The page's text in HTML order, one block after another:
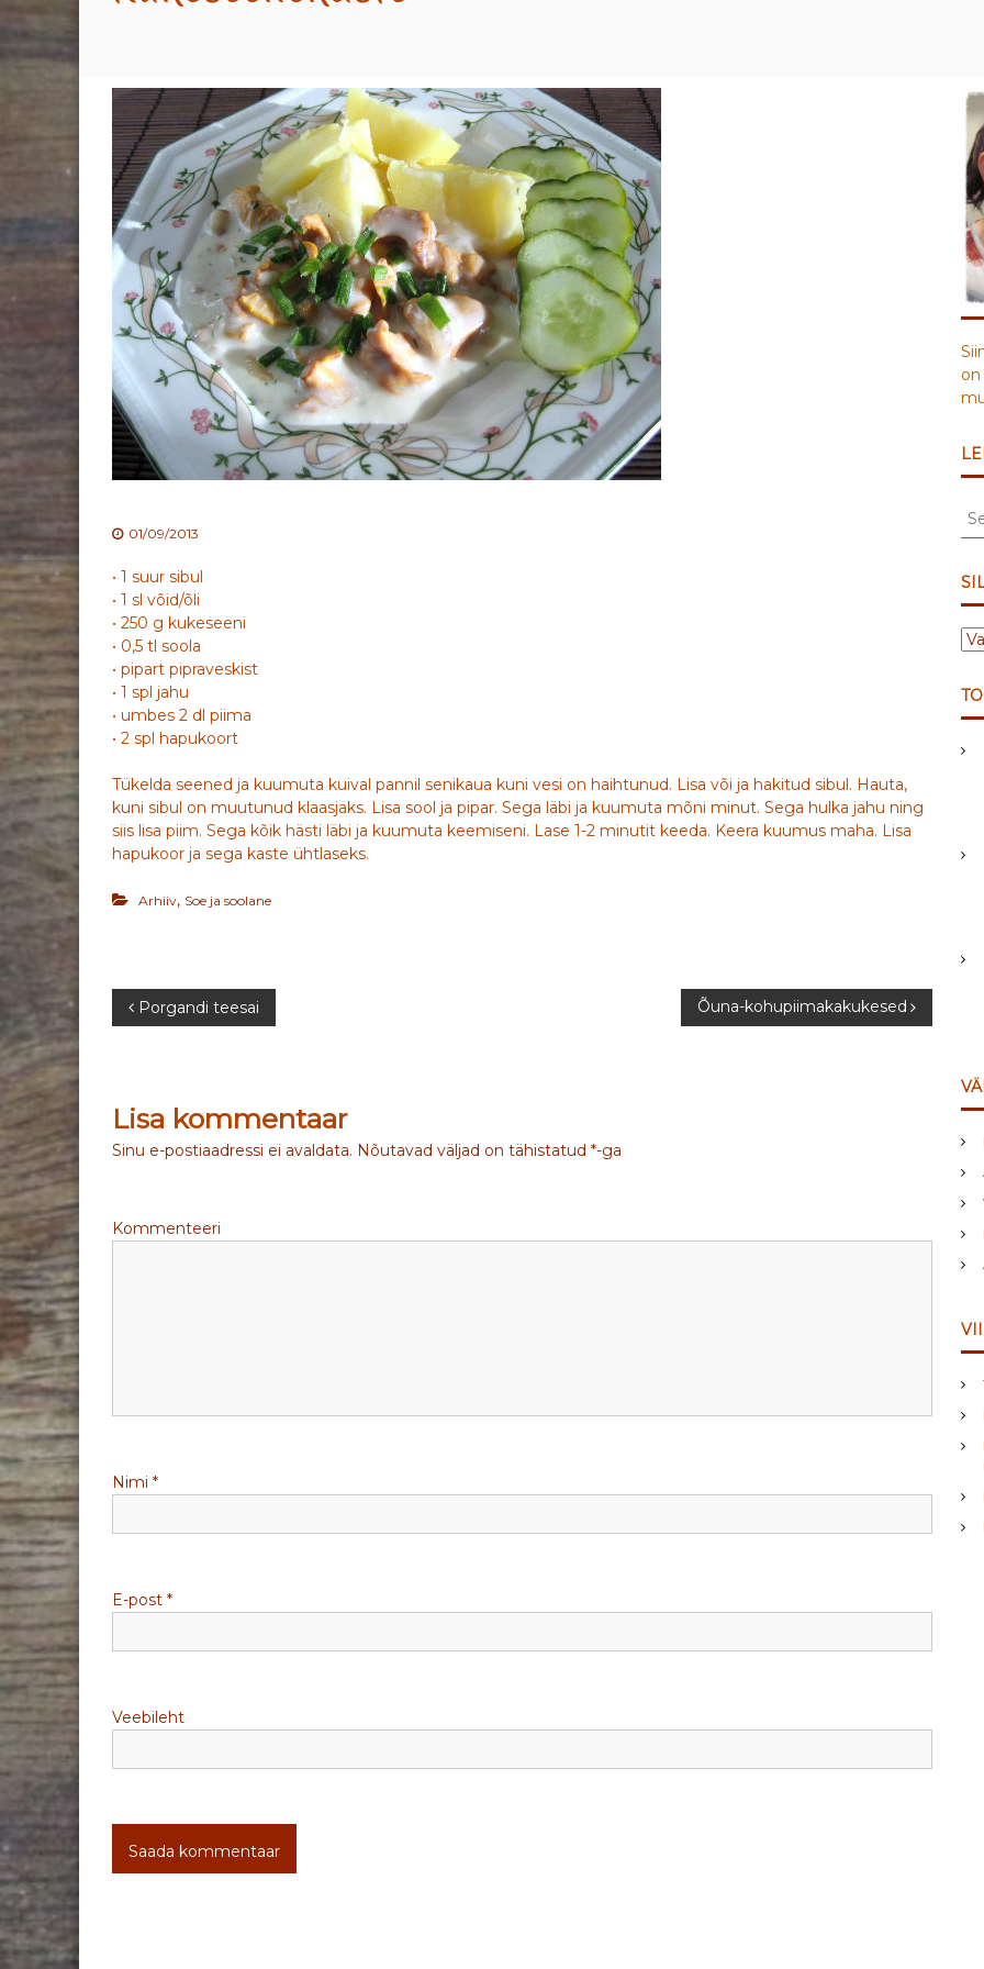
01/09/2013
• 1 suur sibul
• 1 sl võid/õli
• 250 g kukeseeni
• 0,5 tl soola
• pipart pipraveskist
• 1 spl jahu
• umbes 2 dl piima
• 2 spl hapukoort
Tükelda seened ja kuumuta kuival pannil senikaua kuni vesi on haihtunud. Lisa või ja hakitud sibul. Hauta,
kuni sibul on muutunud klaasjaks. Lisa sool ja pipar. Sega läbi ja kuumuta mõni minut. Sega hulka jahu ning
siis lisa piim. Sega kõik hästi läbi ja kuumuta keemiseni. Lase 1-2 minutit keeda. Keera kuumus maha. Lisa
hapukoor ja sega kaste ühtlaseks.
Arhiiv, Soe ja soolane
N
v
i
i
i
e
Porgandi teesai Õuna-kohupiimakakukesed
Lisa kommentaar
Sinu e-postiaadressi ei avaldata. Nõutavad väljad on tähistatud *-ga
Kommenteeri
Nimi *
E-post *
Veebileht
S
r
c
h
f
r
:
S
L
D
D